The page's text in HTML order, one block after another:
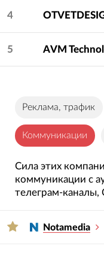
4
5 AVM
Реклама, трафик
Коммуникации
Сила этих
коммуникации с
телеграм-
Notamedia